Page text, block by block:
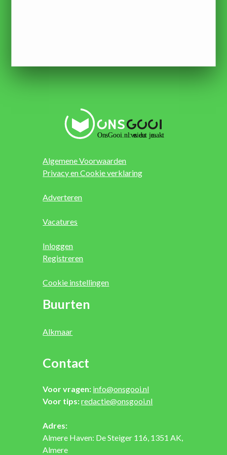
Algemene Voorwaarden
Privacy en Cookie verklaring
Adverteren
Vacatures
Inloggen
Registreren
Cookie instellingen
Buurten
Alkmaar
Contact
Voor vragen: info@onsgooi.nl
Voor tips:redactie@onsgooi.nl
Adres:
Almere Haven: De Steiger 116, 1351 AK,
Almere